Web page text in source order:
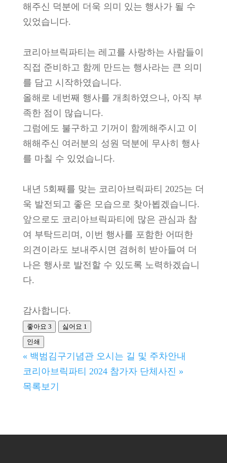
해주신 덕분에 더욱 의미 있는 행사가 될 수
있었습니다.
코리아브릭파티는 레고를 사랑하는 사람들이
직접 준비하고 함께 만드는 행사라는 큰 의미
를 담고 시작하였습니다.
올해로 네번째 행사를 개최하였으나, 아직 부
족한 점이 많습니다.
그럼에도 불구하고 기꺼이 함께해주시고 이
해해주신 여러분의 성원 덕분에 무사히 행사
를 마칠 수 있었습니다.
내년 5회째를 맞는 코리아브릭파티 2025는 더
욱 발전되고 좋은 모습으로 찾아뵙겠습니다.
앞으로도 코리아브릭파티에 많은 관심과 참
여 부탁드리며, 이번 행사를 포함한 어떠한
의견이라도 보내주시면 겸허히 받아들여 더
나은 행사로 발전할 수 있도록 노력하겠습니
다.
감사합니다.
좋아요 3 싫어요 1
인쇄
« 백범김구기념관 오시는 길 및 주차안내
코리아브릭파티 2024 참가자 단체사진 »
목록보기